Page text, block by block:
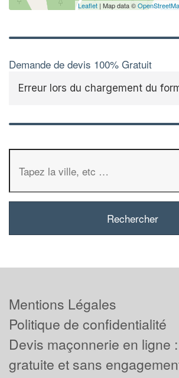
Leaflet | Map data ©
Demande de devis 100% Gratuit
Erreur lors du chargement du
Mentions Légales
Politique de confidentialité
Devis maçonnerie en ligne
gratuite et sans